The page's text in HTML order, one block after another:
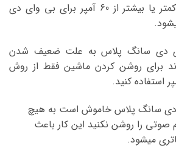
به هیچ عنوان باطری کمتر یا بیشتر از 60 آمپر برای بی وای دی
دی سانگ پلاس به علت ضعیف شدن
برای روشن کردن ماشین فقط از روش
استفاده کنید.
دی سانگ پلاس خاموش است به هیچ
را روشن نکنید این کار باعث
میشود.